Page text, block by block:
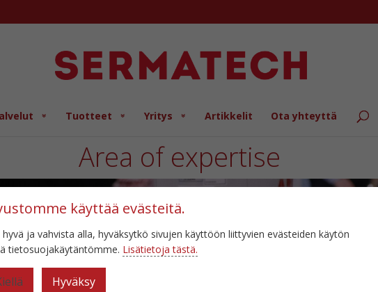
Tuotteet Yritys Artikkelit Ota yhteyttä
Area of expertise
käyttää evästeitä.
hyvä ja vahvista alla, hyväksytkö sivujen käyttöön liittyvien evästeiden käytön
tietosuojakäytäntömme. Lisätietoja tästä.
Hyväksy